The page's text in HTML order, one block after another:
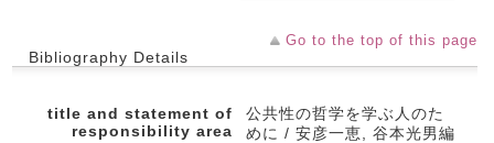
Go to the top of this page
Bibliography Details
title and statement of
responsibility area
公共性の哲学を学ぶ人のた
めに / 安彦一恵, 谷本光男編